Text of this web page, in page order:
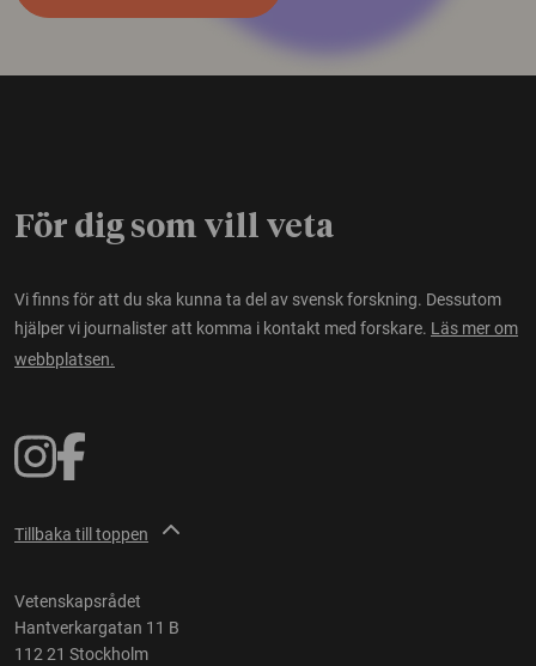
För dig som vill veta
Vi finns för att du ska kunna ta del av svensk forskning. Dessutom
hjälper vi journalister att komma i kontakt med forskare. Läs mer om
webbplatsen.
Tillbaka till toppen
Vetenskapsrådet
Hantverkargatan 11 B
112 21 Stockholm